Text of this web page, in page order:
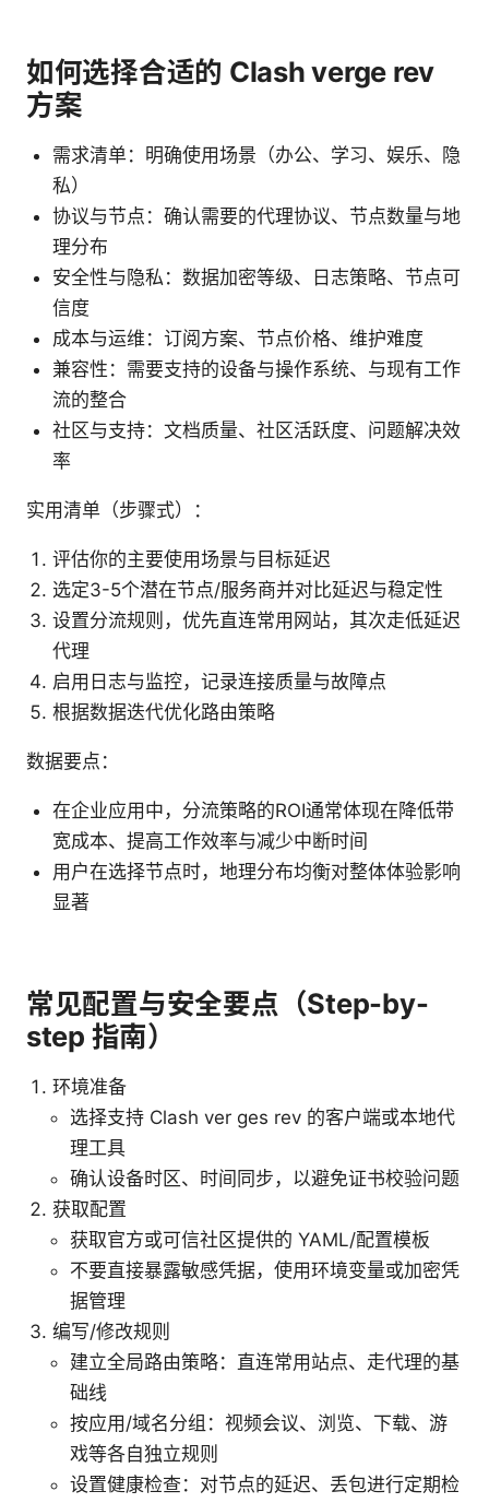
如何选择合适的 Clash verge rev
方案
需求清单：明确使用场景（办公、学习、娱乐、隐
私）
协议与节点：确认需要的代理协议、节点数量与地
理分布
安全性与隐私：数据加密等级、日志策略、节点可
信度
成本与运维：订阅方案、节点价格、维护难度
兼容性：需要支持的设备与操作系统、与现有工作
流的整合
社区与支持：文档质量、社区活跃度、问题解决效
率
实用清单（步骤式）：
评估你的主要使用场景与目标延迟
选定3-5个潜在节点/服务商并对比延迟与稳定性
设置分流规则，优先直连常用网站，其次走低延迟
代理
启用日志与监控，记录连接质量与故障点
根据数据迭代优化路由策略
数据要点：
在企业应用中，分流策略的ROI通常体现在降低带
宽成本、提高工作效率与减少中断时间
用户在选择节点时，地理分布均衡对整体体验影响
显著
常见配置与安全要点（Step-by-
step 指南）
环境准备
选择支持 Clash ver ges rev 的客户端或本地代
理工具
确认设备时区、时间同步，以避免证书校验问题
获取配置
获取官方或可信社区提供的 YAML/配置模板
不要直接暴露敏感凭据，使用环境变量或加密凭
据管理
编写/修改规则
建立全局路由策略：直连常用站点、走代理的基
础线
按应用/域名分组：视频会议、浏览、下载、游
戏等各自独立规则
设置健康检查：对节点的延迟、丢包进行定期检